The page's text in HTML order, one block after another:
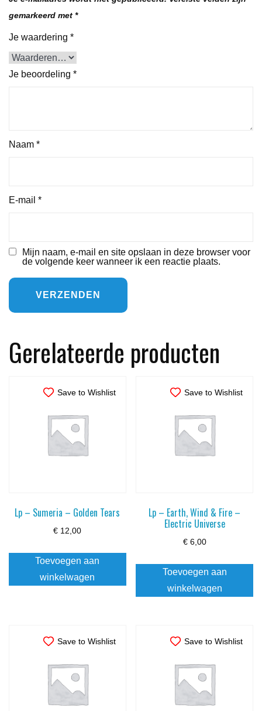
gemarkeerd met *
Je waardering *
Je beoordeling *
Naam *
E-mail *
Mijn naam, e-mail en site opslaan in deze browser voor
de volgende keer wanneer ik een reactie plaats.
Gerelateerde producten
Save to Wishlist
Lp – Sumeria – Golden Tears
€ 12,00
Toevoegen aan
winkelwagen
Save to Wishlist
Lp – Earth, Wind & Fire –
Electric Universe
€6,00
Toevoegen aan
winkelwagen
Save to Wishlist Save to Wishlist